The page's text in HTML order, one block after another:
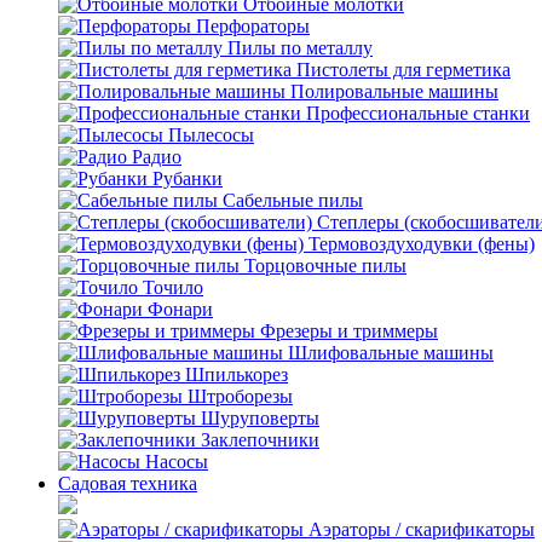
Отбойные молотки
Перфораторы
Пилы по металлу
Пистолеты для герметика
Полировальные машины
Профессиональные станки
Пылесосы
Радио
Рубанки
Сабельные пилы
Степлеры
Термовоздуходувки (фены)
Торцовочные пилы
Точило
Фонари
Фрезеры и триммеры
Шлифовальные машины
Шпилькорез
Штроборезы
Шуруповерты
Заклепочники
Насосы
Садовая техника
Аэраторы / скарификаторы